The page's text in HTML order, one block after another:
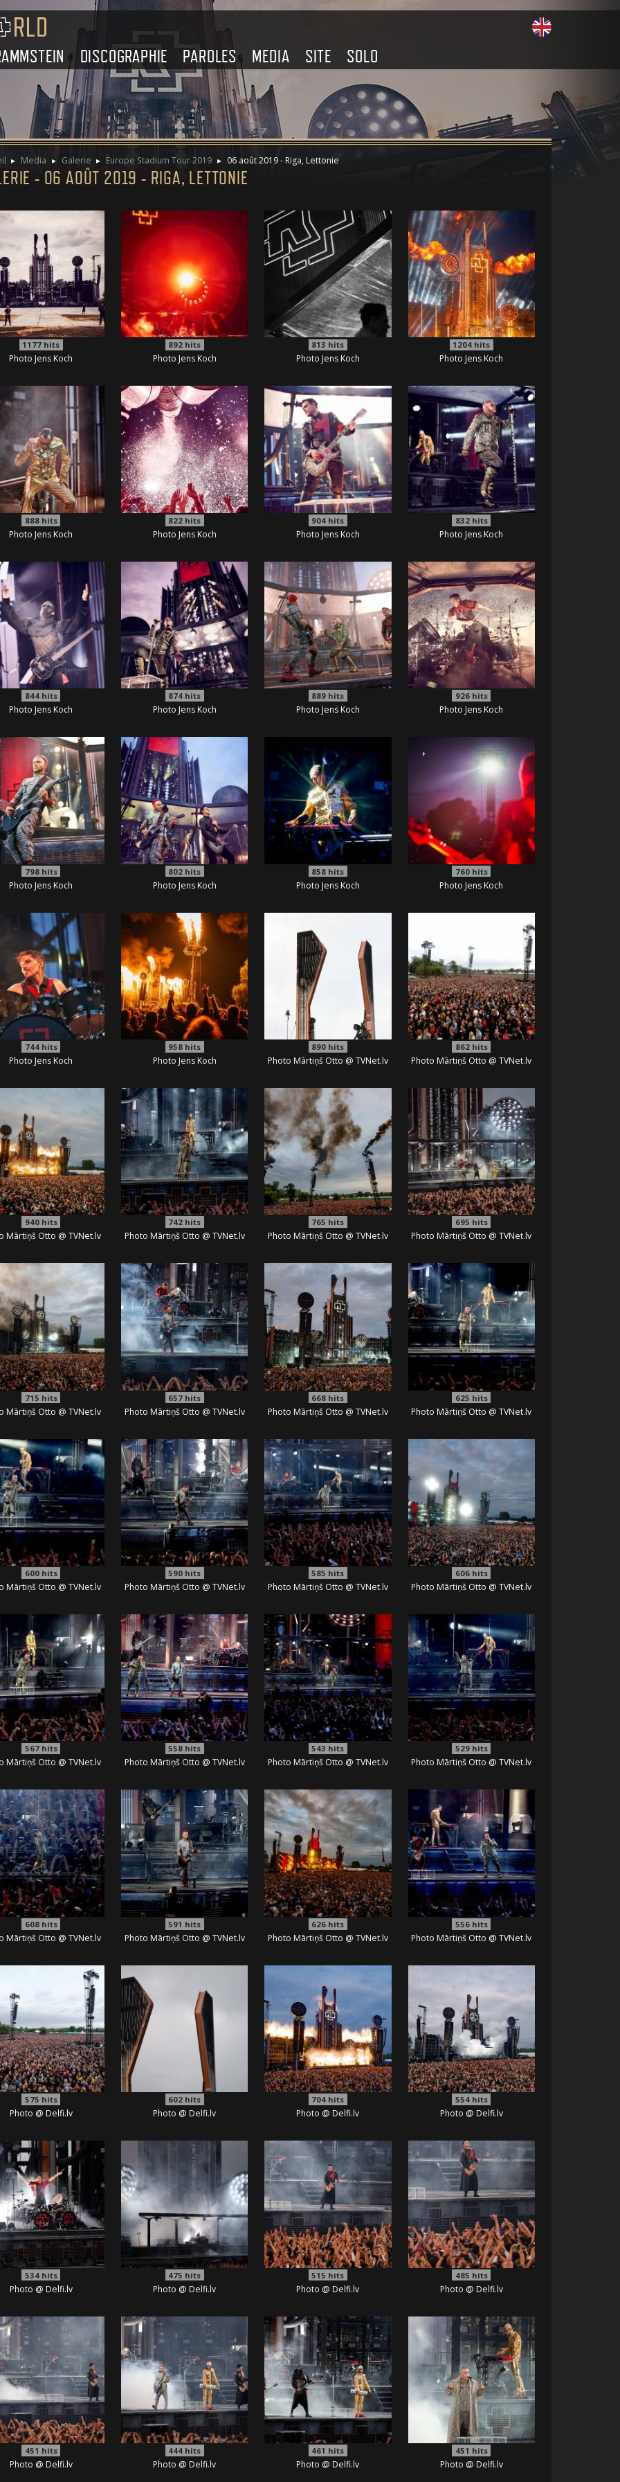
DISCOGRAPHIE PAROLES MEDIA SITE SOLO
Media Galerie Europe Stadium Tour 2019 06 août 2019 - Riga, Lettonie
- 06 AOÛT 2019 - RIGA, LETTONIE
1177 hits
Photo Jens Koch
892 hits
Photo Jens Koch
813 hits
Photo Jens Koch
1204 hits
Photo Jens Koch
888hits
Photo Jens Koch
822 hits
Photo Jens Koch
904 hits
Photo Jens Koch
832hits
Photo Jens Koch
844hits
Photo Jens Koch
874 hits
Photo Jens Koch
889 hits
Photo Jens Koch
926hits
Photo Jens Koch
798hits
Photo Jens Koch
802 hits
Photo Jens Koch
858 hits
Photo Jens Koch
760hits
Photo Jens Koch
744hits
Photo Jens Koch
958 hits
Photo Jens Koch
890 hits
Photo Mārtiņš Otto @ TVNet.lv
862hits
Photo Mārtiņš Otto @ TVNet.lv
940hits
Mārtiņš Otto @ TVNet.lv
742 hits
Photo Mārtiņš Otto @ TVNet.lv
765 hits
Photo Mārtiņš Otto @ TVNet.lv
695 hits
Photo Mārtiņš Otto @ TVNet.lv
715 hits
Mārtiņš Otto @ TVNet.lv
657 hits
Photo Mārtiņš Otto @ TVNet.lv
668 hits
Photo Mārtiņš Otto @ TVNet.lv
625 hits
Photo Mārtiņš Otto @ TVNet.lv
600hits
Mārtiņš Otto @ TVNet.lv
590 hits
Photo Mārtiņš Otto @ TVNet.lv
585 hits
Photo Mārtiņš Otto @ TVNet.lv
606hits
Photo Mārtiņš Otto @ TVNet.lv
567hits
Mārtiņš Otto @ TVNet.lv
558 hits
Photo Mārtiņš Otto @ TVNet.lv
543 hits
Photo Mārtiņš Otto @ TVNet.lv
529hits
Photo Mārtiņš Otto @ TVNet.lv
608hits
Mārtiņš Otto @ TVNet.lv
591 hits
Photo Mārtiņš Otto @ TVNet.lv
626 hits
Photo Mārtiņš Otto @ TVNet.lv
556hits
Photo Mārtiņš Otto @ TVNet.lv
575 hits
Photo @ Delfi.lv
602 hits
Photo @ Delfi.lv
704 hits
Photo @ Delfi.lv
554hits
Photo @ Delfi.lv
534hits
Photo @ Delfi.lv
475 hits
Photo @ Delfi.lv
515 hits
Photo @ Delfi.lv
485 hits
Photo @ Delfi.lv
451 hits
Photo @ Delfi.lv
444 hits
Photo @ Delfi.lv
461 hits
Photo @ Delfi.lv
451 hits
Photo @ Delfi.lv